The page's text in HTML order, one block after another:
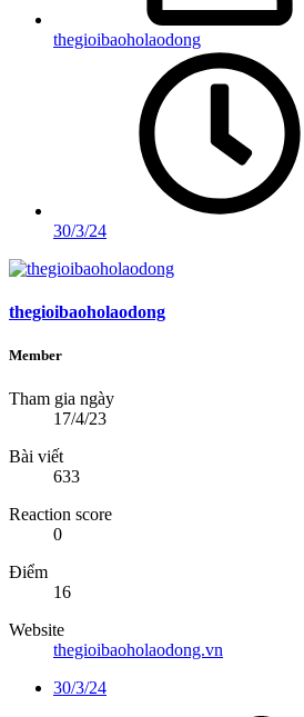
thegioibaoholaodong
30/3/24
thegioibaoholaodong
Member
Tham gia ngày
17/4/23
Bài viết
633
Reaction score
0
Điểm
16
Website
thegioibaoholaodong.vn
30/3/24